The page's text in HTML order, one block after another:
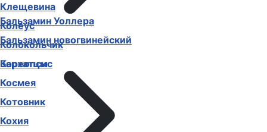
Бальзамин Уоллера
Бальзамин новогвинейский
Бархатцы
Клещевина
Колеус
Колокольчик
Кореопсис
Космея
Котовник
Кохия